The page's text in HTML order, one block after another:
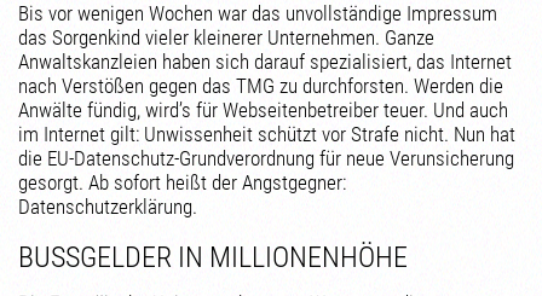
Bis vor wenigen Wochen war das unvollständige Impressum
das Sorgenkind vieler kleinerer Unternehmen. Ganze
Anwaltskanzleien haben sich darauf spezialisiert, das Internet
nach Verstößen gegen das TMG zu durchforsten. Werden die
Anwälte fündig, wird’s für Webseitenbetreiber teuer. Und auch
im Internet gilt: Unwissenheit schützt vor Strafe nicht. Nun hat
die EU-Datenschutz-Grundverordnung für neue Verunsicherung
gesorgt. Ab sofort heißt der Angstgegner:
Datenschutzerklärung.
BUSSGELDER IN MILLIONENHÖHE